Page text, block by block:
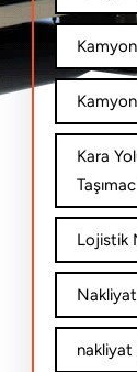
Kara
Lojistik
nakliyat